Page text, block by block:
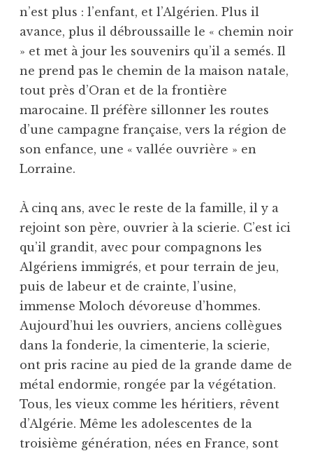
n’est plus : l’enfant, et l’Algérien. Plus il
avance, plus il débroussaille le « chemin noir
» et met à jour les souvenirs qu’il a semés. Il
ne prend pas le chemin de la maison natale,
tout près d’Oran et de la frontière
marocaine. Il préfère sillonner les routes
d’une campagne française, vers la région de
son enfance, une « vallée ouvrière » en
Lorraine.
À cinq ans, avec le reste de la famille, il y a
rejoint son père, ouvrier à la scierie. C’est ici
qu’il grandit, avec pour compagnons les
Algériens immigrés, et pour terrain de jeu,
puis de labeur et de crainte, l’usine,
immense Moloch dévoreuse d’hommes.
Aujourd’hui les ouvriers, anciens collègues
dans la fonderie, la cimenterie, la scierie,
ont pris racine au pied de la grande dame de
métal endormie, rongée par la végétation.
Tous, les vieux comme les héritiers, rêvent
d’Algérie. Même les adolescentes de la
troisième génération, nées en France, sont